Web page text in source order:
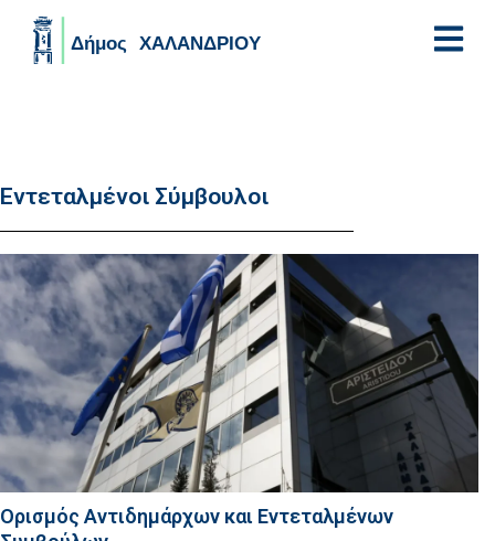
Εντεταλμένοι Σύμβουλοι
Ορισμός Αντιδημάρχων και Εντεταλμένων